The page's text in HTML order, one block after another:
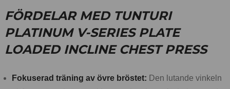
FÖRDELAR MED TUNTURI
PLATINUM V-SERIES PLATE
LOADED INCLINE CHEST PRESS
Fokuserad träning av övre bröstet: Den lutande vinkeln